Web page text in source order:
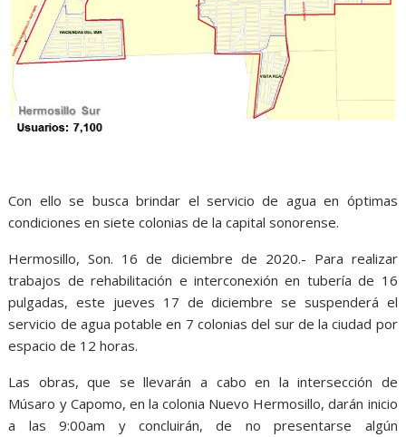
Con ello se busca brindar el servicio de agua en óptimas
condiciones en siete colonias de la capital sonorense.
Hermosillo, Son. 16 de diciembre de 2020.- Para realizar
trabajos de rehabilitación e interconexión en tubería de 16
pulgadas, este jueves 17 de diciembre se suspenderá el
servicio de agua potable en 7 colonias del sur de la ciudad por
espacio de 12 horas.
Las obras, que se llevarán a cabo en la intersección de
Músaro y Capomo, en la colonia Nuevo Hermosillo, darán inicio
a las 9:00am y concluirán, de no presentarse algún